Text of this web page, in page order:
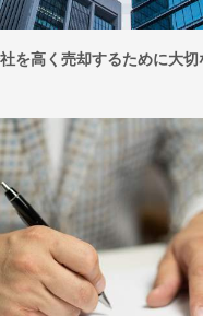
を高く売却するために大切